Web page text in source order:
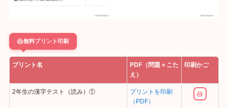
無料プリント印刷
プリント名
PDF（問題＋こた
え）
印刷かご
2年生の漢字テスト（読み）①
プリントを印刷
（PDF）